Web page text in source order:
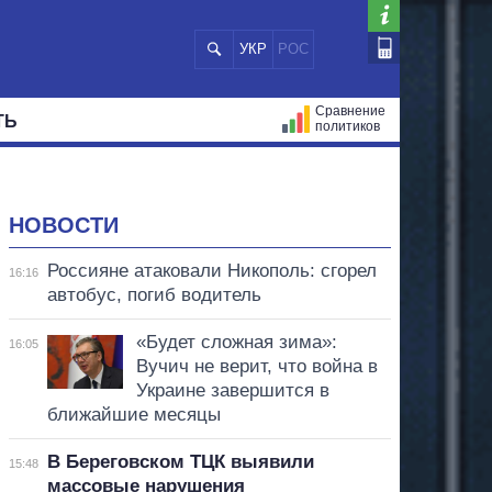
УКР РОС
Сравнение
политиков
НОВОСТИ
16:16
Россияне атаковали Никополь: сгорел
автобус, погиб водитель
16:05
«Будет сложная зима»:
Вучич не верит, что война в
Украине завершится в
ближайшие месяцы
15:48
В Береговском ТЦК выявили
массовые нарушения